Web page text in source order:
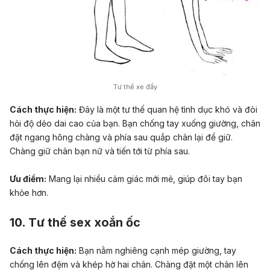
Tư thế xe đẩy
Cách thực hiện: Đây là một tư thế quan hệ tình dục khó và đòi
hỏi độ dẻo dai cao của bạn. Bạn chống tay xuống giường, chân
đặt ngang hông chàng và phía sau quắp chân lại để giữ.
Chàng giữ chân bạn nữ và tiến tới từ phía sau.
Ưu điểm: Mang lại nhiều cảm giác mới mẻ, giúp đôi tay bạn
khỏe hơn.
10. Tư thế sex xoắn ốc
Cách thực hiện: Bạn nằm nghiêng cạnh mép giường, tay
chống lên đệm và khép hờ hai chân. Chàng đặt một chân lên